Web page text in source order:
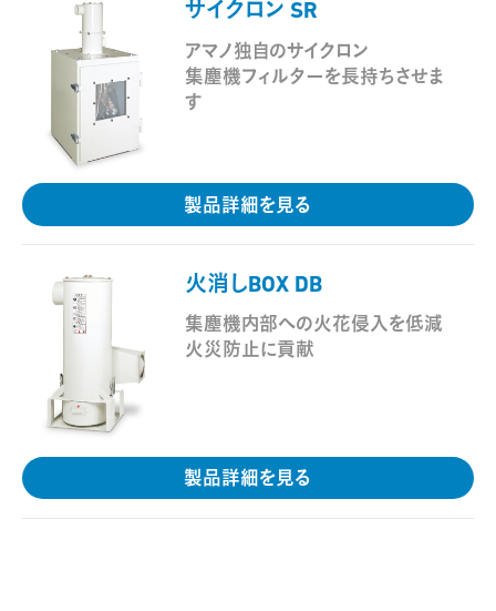
サイクロン SR
アマノ独自のサイクロン
集塵機フィルターを長持ちさせま
す
製品詳細を見る
火消しBOX DB
集塵機内部への火花侵入を低減
火災防止に貢献
製品詳細を見る